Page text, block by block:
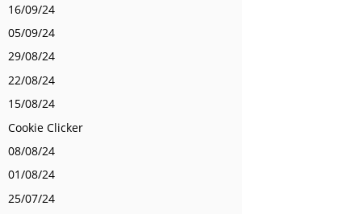
16/09/24
05/09/24
29/08/24
22/08/24
15/08/24
Cookie Clicker
08/08/24
01/08/24
25/07/24